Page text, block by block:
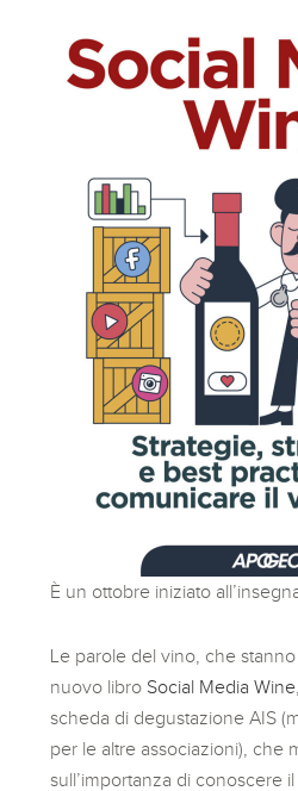
È un ottobre iniziato
Le parole del vino, che
nuovo libro Social Media Wine
scheda di degustazione AIS
per le altre associazioni), che
sull’importanza di conoscere